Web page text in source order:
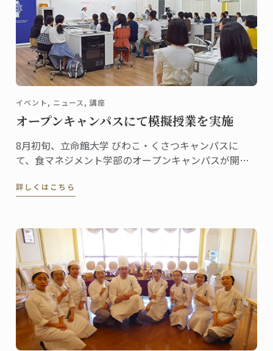
イベント, ニュース, 講座
オープンキャンパスにて模擬授業を実施
8月初旬、立命館大学 びわこ・くさつキャンパスに
て、食マネジメント学部のオープンキャンパスが開催
詳しくはこちら